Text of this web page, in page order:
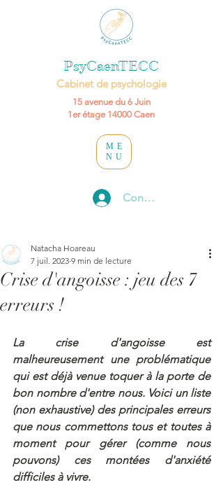
PsyCaenTECC
Cabinet de psychologie
15 avenue du 6 Juin
1er étage 14000 Caen
Connexion
ME
NU
Crise d'angoisse : jeu des 7
erreurs !
Natacha Hoareau
7 juil. 2023 9 min de lecture
La crise d'angoisse est
malheureusement une problématique
qui est déjà venue toquer à la porte de
bon nombre d'entre nous. Voici un liste
(non exhaustive) des principales erreurs
que nous commettons tous et toutes à
moment pour gérer (comme nous
pouvons) ces montées d'anxiété
difficiles à vivre.